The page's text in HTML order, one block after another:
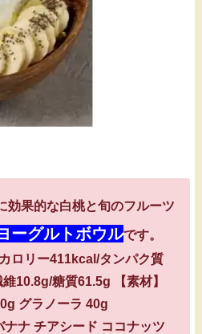
効果的な白桃と旬のフルーツ
ーグルトボウルです。
ロリー411kcal/タンパク質
10.8g/糖質61.5g 【素材】
グラノーラ 40g
ナ チアシード ココナッツ